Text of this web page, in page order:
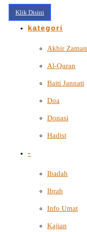
Klik Disini
kategori
Akhir Zaman
Al-Quran
Baiti Jannati
Doa
Donasi
Hadist
-
Ibadah
Ibrah
Info Umat
Kajian